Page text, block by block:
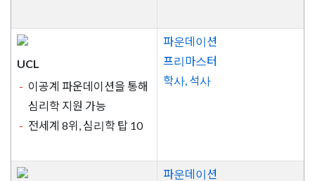
UCL
이공계 파운데이션을 통해
심리학 지원 가능
전세계 8위, 심리학 탑 10
파운데이션
프리마스터
학사, 석사
파운데이션